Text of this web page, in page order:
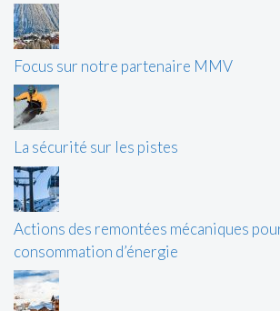
Focus sur notre partenaire MMV
La sécurité sur les pistes
Actions des remontées mécaniques
consommation d’énergie